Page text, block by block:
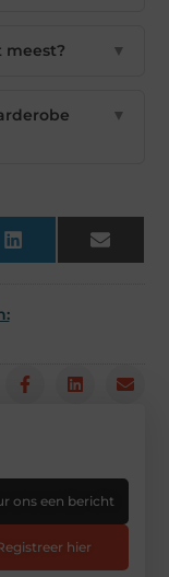
meest? ▼
▼
LinkedIn Email
ons een bericht
hier